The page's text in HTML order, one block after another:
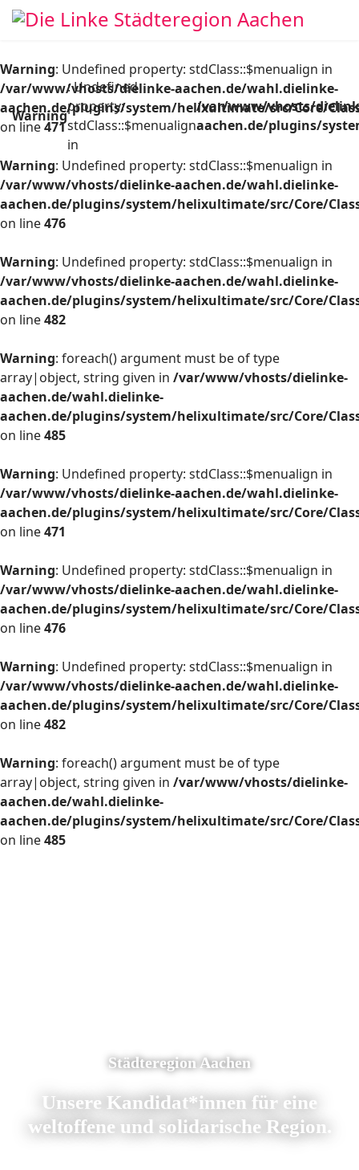
Warning
: Undefined
property:
stdClass::$menualign
in
/var/www/vhosts/
aachen.de/plugins/
Warning: Undefined property: stdClass::$menualign in
/var/www/vhosts/dielinke-aachen.de/wahl.dielinke-
aachen.de/plugins/system/helixultimate/src/Core/
on line471
Warning: Undefined property: stdClass::$menualign in
/var/www/vhosts/dielinke-aachen.de/wahl.dielinke-
aachen.de/plugins/system/helixultimate/src/Core/
on line476
Warning: Undefined property: stdClass::$menualign in
/var/www/vhosts/dielinke-aachen.de/wahl.dielinke-
aachen.de/plugins/system/helixultimate/src/Core/
on line482
Warning: foreach() argument must be of type
array|object, string given in /var/www/vhosts/dielinke-
aachen.de/wahl.dielinke-
aachen.de/plugins/system/helixultimate/src/Core/
on line485
Warning: Undefined property: stdClass::$menualign in
/var/www/vhosts/dielinke-aachen.de/wahl.dielinke-
aachen.de/plugins/system/helixultimate/src/Core/
on line471
Warning: Undefined property: stdClass::$menualign in
/var/www/vhosts/dielinke-aachen.de/wahl.dielinke-
aachen.de/plugins/system/helixultimate/src/Core/
on line476
Warning: Undefined property: stdClass::$menualign in
/var/www/vhosts/dielinke-aachen.de/wahl.dielinke-
aachen.de/plugins/system/helixultimate/src/Core/
on line482
Warning: foreach() argument must be of type
array|object, string given in /var/www/vhosts/dielinke-
aachen.de/wahl.dielinke-
aachen.de/plugins/system/helixultimate/src/Core/
on line485
Städteregion Aachen
Unsere Kandidat*innen für eine
weltoffene und solidarische Region.